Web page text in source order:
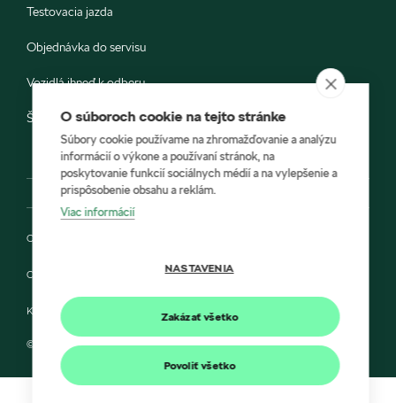
Testovacia jazda
Objednávka do servisu
Vozidlá ihneď k odberu
Škoda E-shop
Ochrana osobných údajov
Cookies
Kontakt
© 2022 HÍLEK a Škoda Auto Slovensko s.r.o.
O súboroch cookie na tejto stránke
Súbory cookie používame na zhromažďovanie a analýzu
informácií o výkone a používaní stránok, na
poskytovanie funkcií sociálnych médií a na vylepšenie a
prispôsobenie obsahu a reklám.
Viac informácií
NASTAVENIA
Zakázať všetko
Povoliť všetko